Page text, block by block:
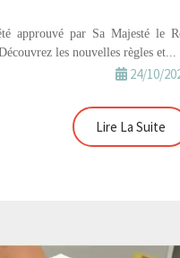
approuvé par Sa Majesté le
les nouvelles règles et...
24/10/
Lire La Suite